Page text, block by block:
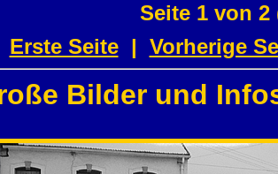
Seite 1 von 2
Erste Seite| Vorherige
Bilder und